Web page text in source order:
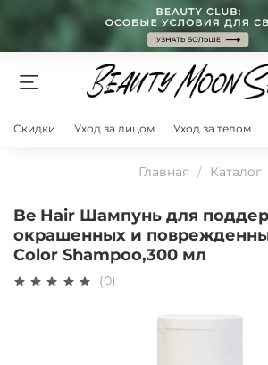
Скидки Уход за лицом Уход за телом
Главная Каталог
Be Hair Шампунь для
окрашенных и
Color Shampoo,300 мл
(0)